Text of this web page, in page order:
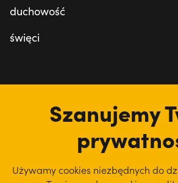
duchowość
święci
Szanujemy
Używamy cookies niezbędnych do